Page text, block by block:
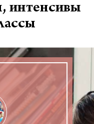
интенсивы